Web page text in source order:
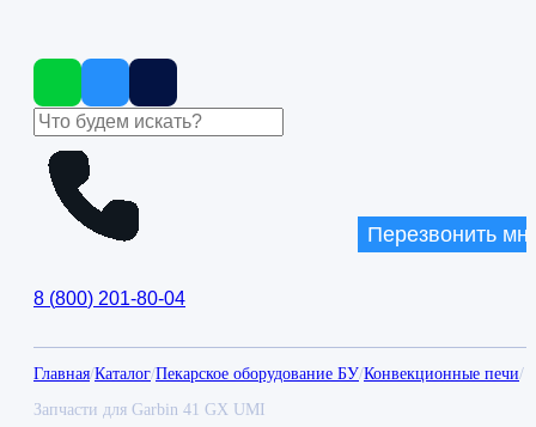
8 (800) 201-80-04
Перезвонить
Главная/Каталог/Пекарское оборудование БУ/Конвекционные печи/
Запчасти для Garbin 41 GX UMI